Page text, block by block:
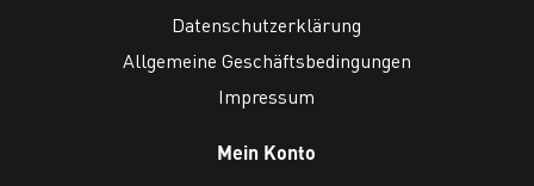
Datenschutzerklärung
Allgemeine Geschäftsbedingungen
Impressum
Mein Konto